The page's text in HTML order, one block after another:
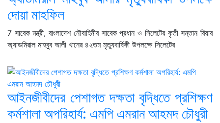
দোয়া মাহফিল
7 সাবেক মন্ত্রী, বাংলাদেশ নৌবাহিনীর সাবেক প্রধান ও সিলেটের কৃতী সন্তান রিয়ার
অ্যাডমিরাল মাহবুব আলী খানের ৪২তম মৃত্যুবার্ষিকী উপলক্ষে সিলেটের
‎আইনজীবীদের পেশাগত দক্ষতা বৃদ্ধিতে প্রশিক্ষণ
কর্মশালা অপরিহার্য: এমপি এমরান আহমদ চৌধুরী